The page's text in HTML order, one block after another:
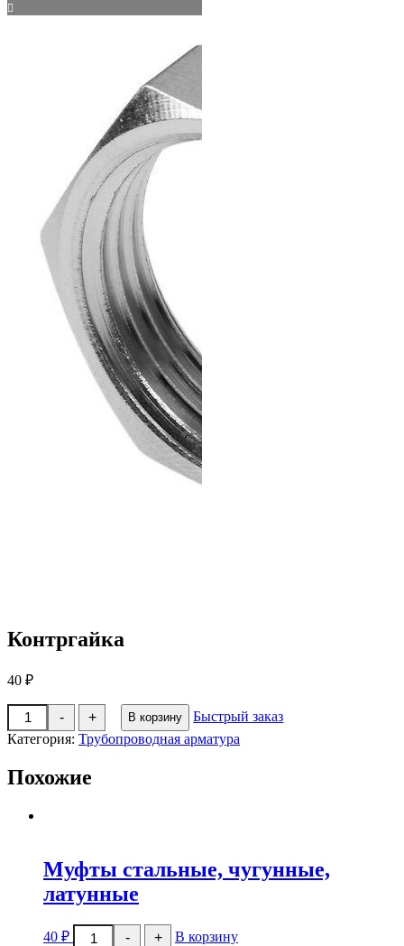
Контргайка
40 ₽
-
Количество
товара
Контргайка
+ В корзину
Быстрый заказ
Категория: Трубопроводная арматура
Похожие
Муфты стальные, чугунные,
латунные
40 ₽ -
Количество
+ В корзину